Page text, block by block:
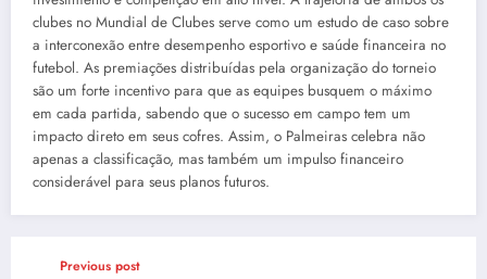
clubes no Mundial de Clubes serve como um estudo de caso sobre
a interconexão entre desempenho esportivo e saúde financeira no
futebol. As premiações distribuídas pela organização do torneio
são um forte incentivo para que as equipes busquem o máximo
em cada partida, sabendo que o sucesso em campo tem um
impacto direto em seus cofres. Assim, o Palmeiras celebra não
apenas a classificação, mas também um impulso financeiro
considerável para seus planos futuros.
Previous post